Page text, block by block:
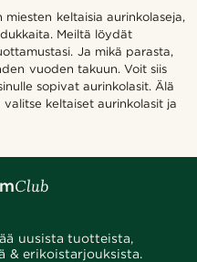
keltaisia aurinkolaseja,
Meiltä löydät
Ja mikä parasta,
vuoden takuun. Voit siis
sopivat aurinkolasit. Älä
keltaiset aurinkolasit ja
uusista tuotteista,
& erikoistarjouksista.